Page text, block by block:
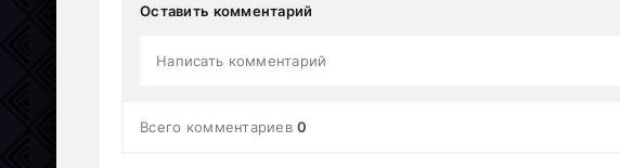
Оставить комментарий
Написать комментарий
Всего комментариев0